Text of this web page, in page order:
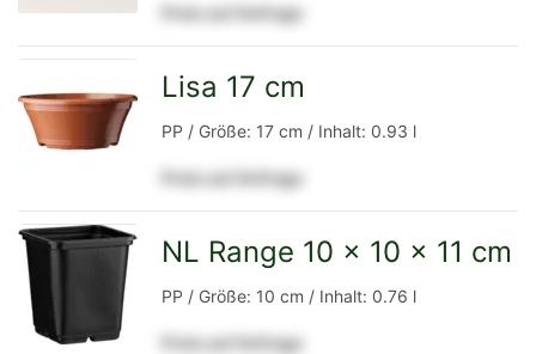
Detailseite
Preis auf Anfrage
Detailseite
Lisa 17 cm
PP / Größe: 17 cm / Inhalt: 0.93 l
Preis auf Anfrage
NL Range 10 x 10 x 11 cm
PP / Größe: 10 cm / Inhalt: 0.76 l
Preis auf Anfrage